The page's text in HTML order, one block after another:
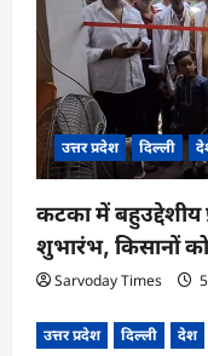
i
o
n
उत्तर प्रदेश दिल्ली
कटका में बहुउद्देशीय
शुभारंभ, किसानों
Sarvoday Times
उत्तर प्रदेश दिल्ली देश